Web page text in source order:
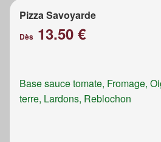
Pizza Savoyarde
Dès 13.50 €
Base sauce tomate, Fromage,
terre, Lardons, Reblochon